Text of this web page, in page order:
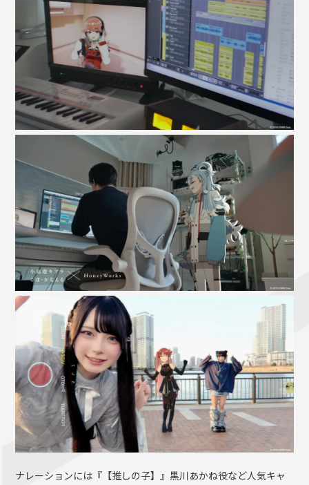
ナレーションには『【推しの子】』黒川あかね役など人気キャ